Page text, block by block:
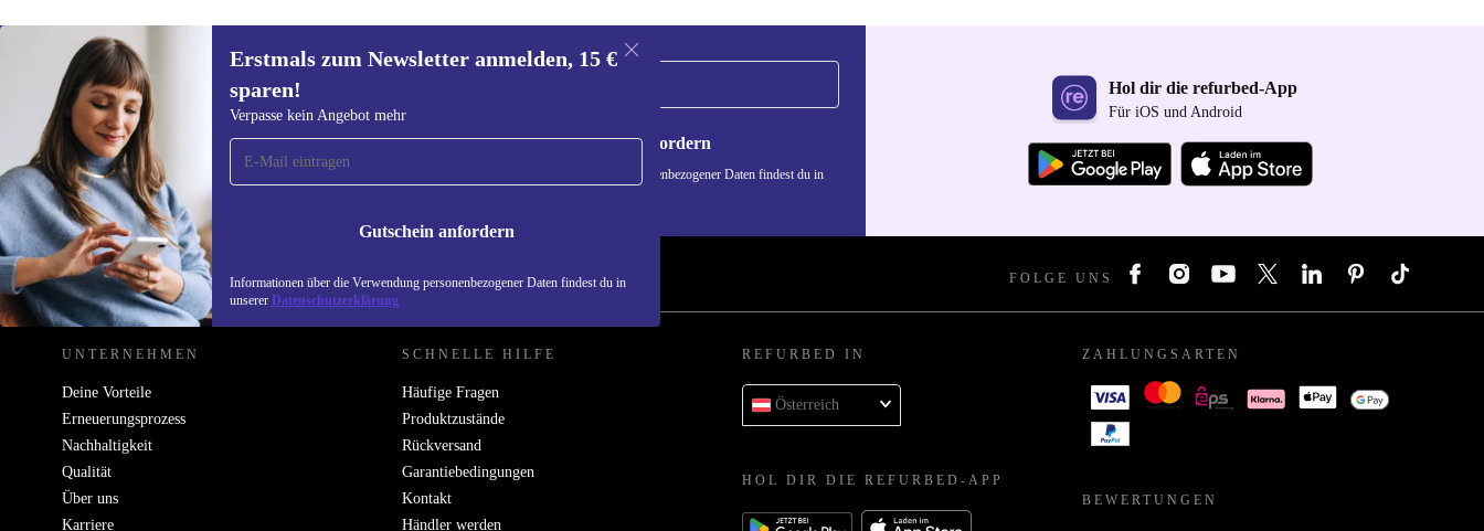
Erstmals zum Newsletter anmelden, 15 €
sparen!
Verpasse kein Angebot mehr
Gutschein anfordern
Informationen über die Verwendung personenbezogener Daten findest du in
unserer Datenschutzerklärung
Erstmals zum Newsletter
anmelden, 15 € sparen!
Verpasse kein Angebot mehr.
Gutschein anfordern
Informationen über die Verwendung personenbezogener Daten findest du in
Hol dir die refurbed-App
Für iOS und Android
REFURBED ÖSTERREICH - RETHINK NEW. FOLGE UNS
UNTERNEHMEN
Deine Vorteile
Erneuerungsprozess
Nachhaltigkeit
Qualität
Über uns
Karriere
SCHNELLE HILFE
Häufige Fragen
Produktzustände
Rückversand
Garantiebedingungen
Kontakt
Händler werden
REFURBED IN
Österreich
HOL DIR DIE REFURBED-APP
ZAHLUNGSARTEN
BEWERTUNGEN